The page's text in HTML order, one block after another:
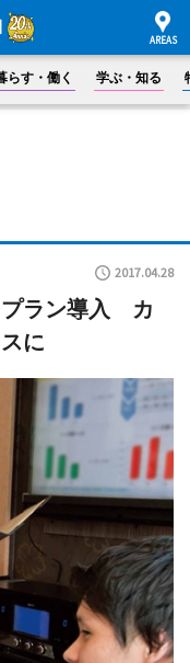
らす・働く 学ぶ・知る
2017.04.28
プラン導入 カ
に